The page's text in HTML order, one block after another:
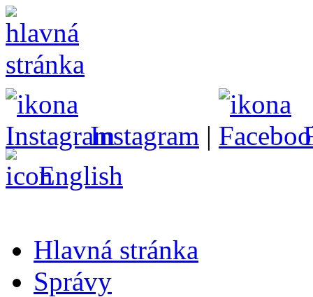
Instagram |
English
Hlavná stránka
Správy